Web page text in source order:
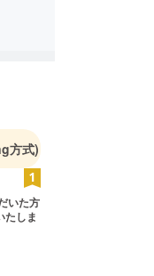
方式)
たしま